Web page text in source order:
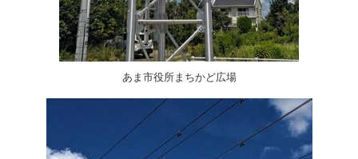
あま市役所まちかど広場